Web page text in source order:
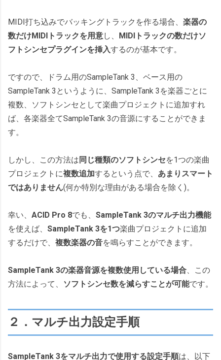
MIDI打ち込みでバッキングトラックを作る場合、 楽器の
数だけMIDIトラックを用意し、 MIDIトラックの数だけソ
フトシンセプラグインを挿入するのが基本です。
ですので、ドラム用のSampleTank 3、ベース用の
SampleTank 3というように、SampleTank 3を楽器ごとに
複数、ソフトシンセとして楽曲プロジェクトに追加すれ
ば、各楽器全てSampleTank 3の音源にすることができま
す。
しかし、この方法は 同じ種類のソフトシンセを1つの楽曲
プロジェクトに複数追加するという点で、 あまりスマート
ではありません(何か特別な理由がある場合を除く)。
幸い、 ACID Pro 8でも、 SampleTank 3のマルチ出力機能
を使えば、 SampleTank 3を1つ楽曲プロジェクトに追加
するだけで、 複数楽器の音を鳴らすことができます。
SampleTank 3の楽器音源を複数使用している場合、この
方法によって、
ソフトシンセ数を減らすことが可能です。
２．マルチ出力設定手順
SampleTank 3をマルチ出力で使用する設定手順は、以下